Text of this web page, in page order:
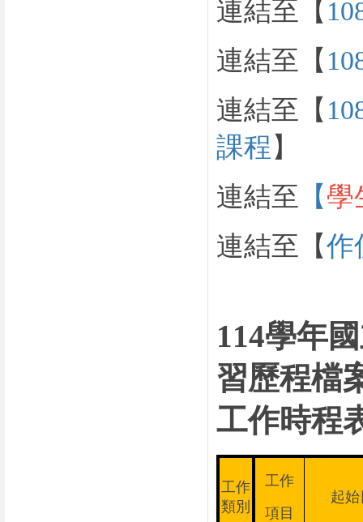
連結至【
連結至【
連結至【
課程 】
連結至 【學
連結至【作
114學年
習歷程檔
工作時程
工作
類別
工作
項目
起始